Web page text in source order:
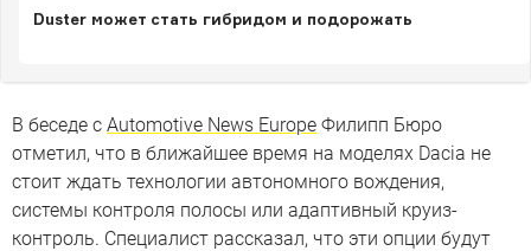
Duster может стать гибридом и подорожать
В беседе с Automotive News Europe Филипп Бюро
отметил, что в ближайшее время на моделях Dacia не
стоит ждать технологии автономного вождения,
системы контроля полосы или адаптивный круиз-
контроль. Специалист рассказал, что эти опции будут